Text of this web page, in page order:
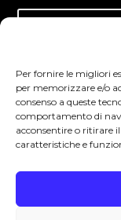
Per fornire le migliori
per memorizzare e/o
consenso a queste
comportamento di
acconsentire o ritirare
caratteristiche e
Degustibus
La vendita
Paese di